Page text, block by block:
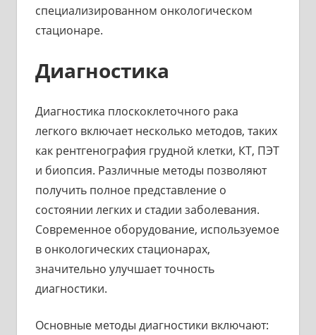
специализированном онкологическом
стационаре.
Диагностика
Диагностика плоскоклеточного рака
легкого включает несколько методов, таких
как рентгенография грудной клетки, КТ, ПЭТ
и биопсия. Различные методы позволяют
получить полное представление о
состоянии легких и стадии заболевания.
Современное оборудование, используемое
в онкологических стационарах,
значительно улучшает точность
диагностики.
Основные методы диагностики включают: